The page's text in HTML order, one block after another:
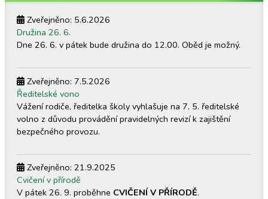
Zveřejněno: 5.6.2026
Družina 26. 6.
Dne 26. 6. v pátek bude družina do 12.00. Oběd je možný.
Zveřejněno: 7.5.2026
Ředitelské vono
Vážení rodiče, ředitelka školy vyhlašuje na 7. 5. ředitelské
volno z důvodu provádění pravidelných revizí k zajištění
bezpečného provozu.
Zveřejněno: 21.9.2025
Cvičení v přírodě
V pátek 26. 9. proběhne CVIČENÍ V PŘÍRODĚ.